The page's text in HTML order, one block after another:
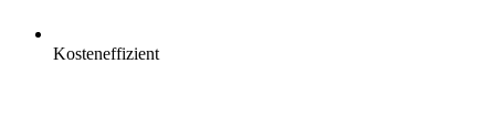
Kosteneffizient